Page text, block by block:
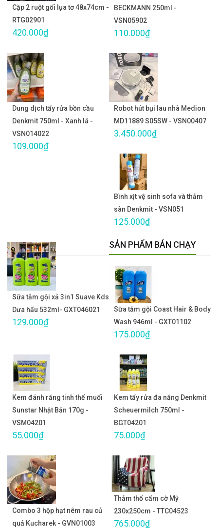
Cặp 2 ruột gối lụa tơ 48x74cm -
RTG02901
420.000₫
BECKMANN 250ml -
VSN05902
110.000₫
Dung dịch tẩy rửa bồn cầu
Denkmit 750ml - Xanh lá -
VSN014022
109.000₫
Robot hút bụi lau nhà Medion
MD11889 S05SW - VSN00407
3.450.000₫
Bình xịt vệ sinh sofa và thảm
sàn Denkmit - VSN051
125.000₫
Sữa tắm gội xả 3in1 Suave Kds
Dưa hấu 532ml- GXT046021
129.000₫
SẢN PHẨM BÁN CHẠY
Sữa tắm gội Coast Hair & Body
Wash 946ml - GXT01102
175.000₫
Kem đánh răng tinh thể muối
Sunstar Nhật Bản 170g -
VSM04201
55.000₫
Kem tẩy rửa đa năng Denkmit
Scheuermilch 750ml -
BGT04201
75.000₫
Combo 3 hộp hạt nêm rau củ
quả Kucharek - GVN01003
Thảm thổ cẩm cờ Mỹ
230x250cm - TTC04523
765.000₫